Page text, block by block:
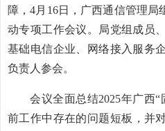
障，4月16日，广西通信管理局
动专项工作会议。局党组成员
基础电信企业、网络接入服务
负责人参会。
会议全面总结2025年广西
前工作中存在的问题短板，并